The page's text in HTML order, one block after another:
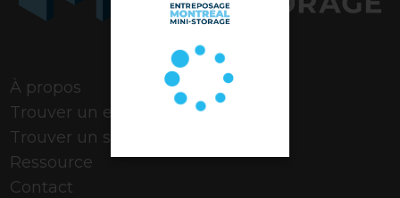
À propos
Trouver un espace
Trouver un stationnement
Ressource
Contact